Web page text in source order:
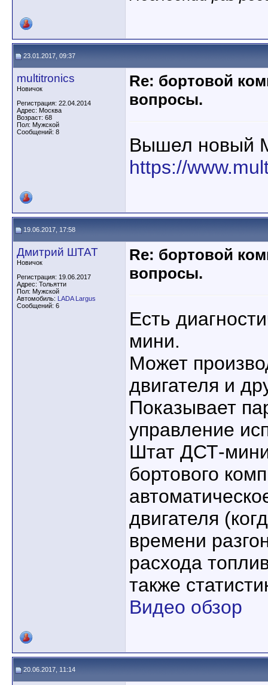
23.01.2017, 09:37
multitronics
Новичок
Регистрация: 22.04.2014
Адрес: Москва
Возраст: 68
Пол: Мужской
Сообщений: 8
Re: бортовой
вопросы.
Вышел новый
https://
19.06.2017, 17:58
Дмитрий ШТАТ
Новичок
Регистрация: 19.06.2017
Адрес: Тольятти
Пол: Мужской
Автомобиль: LADA Largus
Сообщений: 6
Re: бортовой
вопросы.
Есть
мини.
Может
двигателя и
Показывает
управление
Штат ДСТ-
бортового
двигателя
времени
расхода
также
Видео обзор
20.06.2017, 11:14